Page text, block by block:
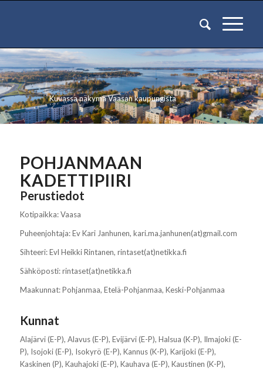
Kuvassa näkymä Vaasan kaupungista
POHJANMAAN
KADETTIPIIRI
Perustiedot
Kotipaikka: Vaasa
Puheenjohtaja: Ev Kari Janhunen, kari.ma.janhunen(at)gmail.com
Sihteeri: Evl Heikki Rintanen, rintaset(at)netikka.fi
Sähköposti: rintaset(at)netikka.fi
Maakunnat: Pohjanmaa, Etelä-Pohjanmaa, Keski-Pohjanmaa
Kunnat
Alajärvi (E-P), Alavus (E-P), Evijärvi (E-P), Halsua (K-P), Ilmajoki (E-
P), Isojoki (E-P), Isokyrö (E-P), Kannus (K-P), Karijoki (E-P),
Kaskinen (P), Kauhajoki (E-P), Kauhava (E-P), Kaustinen (K-P),